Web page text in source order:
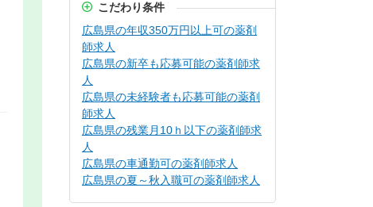
こだわり条件
広島県の年収350万円以上可の薬剤
師求人
広島県の新卒も応募可能の薬剤師求
人
広島県の未経験者も応募可能の薬剤
師求人
広島県の残業月10ｈ以下の薬剤師求
人
広島県の車通勤可の薬剤師求人
広島県の夏～秋入職可の薬剤師求人